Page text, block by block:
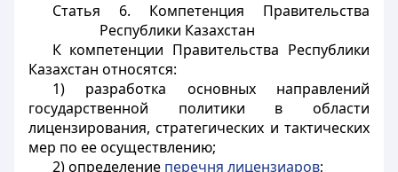
Статья 6. Компетенция Правительства
Республики Казахстан
К компетенции Правительства Республики
Казахстан относятся:
1) разработка основных направлений
государственной политики в области
лицензирования, стратегических и тактических
мер по ее осуществлению;
2) определение перечня лицензиаров;